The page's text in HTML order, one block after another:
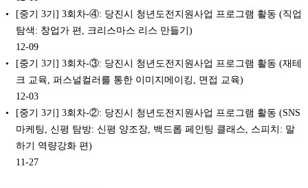
[중기 3기] 3회차-④: 당진시 청년도전지원사업 프로그램 활동 (직업
탐색: 창업가 편, 크리스마스 리스 만들기)
12-09
[중기 3기] 3회차-③: 당진시 청년도전지원사업 프로그램 활동 (재테
크 교육, 퍼스널컬러를 통한 이미지메이킹, 면접 교육)
12-03
[중기 3기] 3회차-②: 당진시 청년도전지원사업 프로그램 활동 (SNS
마케팅, 신평 탐방: 신평 양조장, 백드롭 페인팅 클래스, 스피치: 말
하기 역량강화 편)
11-27